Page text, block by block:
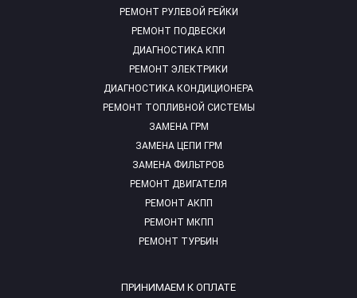
РЕМОНТ РУЛЕВОЙ РЕЙКИ
РЕМОНТ ПОДВЕСКИ
ДИАГНОСТИКА КПП
РЕМОНТ ЭЛЕКТРИКИ
ДИАГНОСТИКА КОНДИЦИОНЕРА
РЕМОНТ ТОПЛИВНОЙ СИСТЕМЫ
ЗАМЕНА ГРМ
ЗАМЕНА ЦЕПИ ГРМ
ЗАМЕНА ФИЛЬТРОВ
РЕМОНТ ДВИГАТЕЛЯ
РЕМОНТ АКПП
РЕМОНТ МКПП
РЕМОНТ ТУРБИН
ПРИНИМАЕМ К ОПЛАТЕ